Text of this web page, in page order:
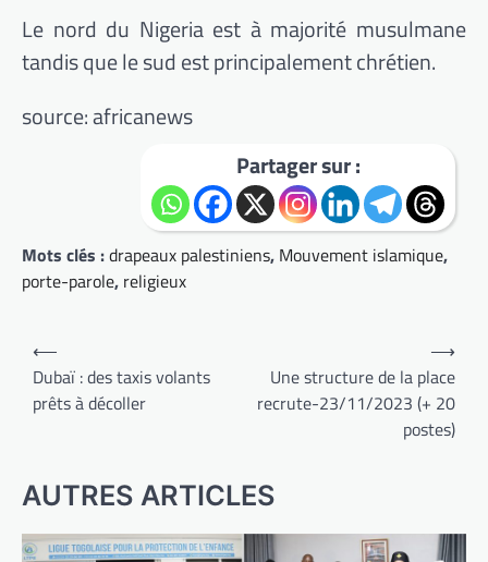
Le nord du Nigeria est à majorité musulmane
tandis que le sud est principalement chrétien.
source: africanews
Partager sur :
Mots clés :drapeaux palestiniens, Mouvement islamique,
porte-parole, religieux
Navigation
de
l’article
⟵
Dubaï : des taxis volants
prêts à décoller
Une structure de la place
recrute-23/11/2023 (+ 20
postes)
⟶
AUTRES ARTICLES